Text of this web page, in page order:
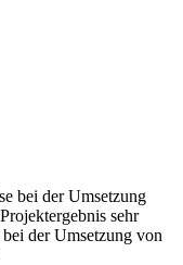
bei der Umsetzung
sehr
der Umsetzung von